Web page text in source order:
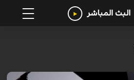
البث المباشر